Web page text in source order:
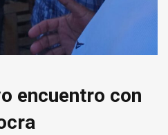
encuentro con